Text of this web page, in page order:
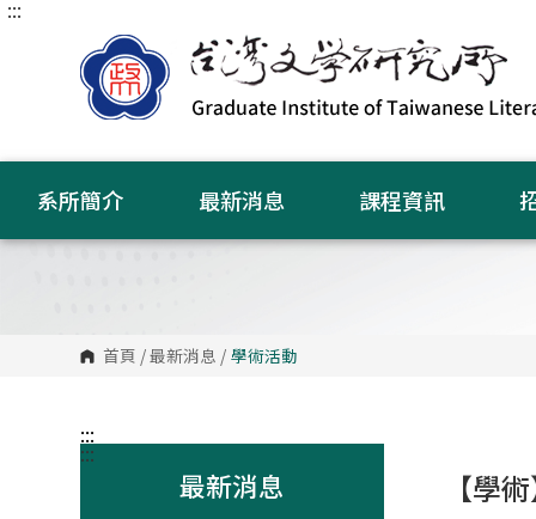
跳
:::
系所簡介 最新消息 課程資訊
首頁 /最新消息 / 學術活動
:::
最新消息
:::
【學